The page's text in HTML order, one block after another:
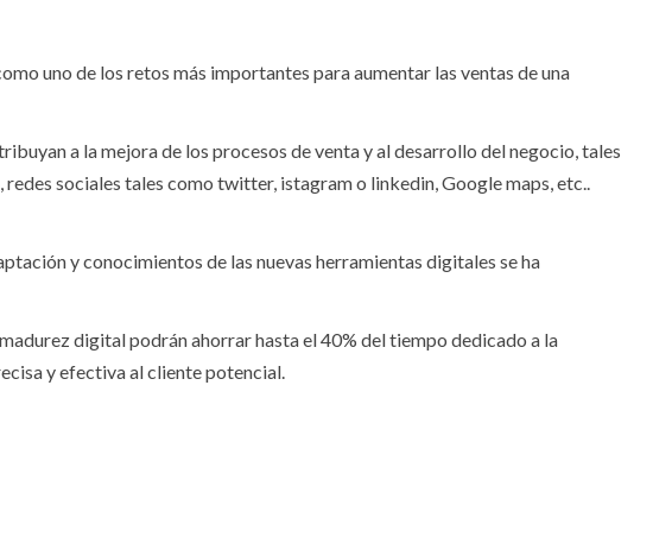
uno de los retos más importantes para aumentar las ventas de una
a la mejora de los procesos de venta y al desarrollo del negocio, tales
sociales tales como twitter, istagram o linkedin, Google maps, etc..
y conocimientos de las nuevas herramientas digitales se ha
digital podrán ahorrar hasta el 40% del tiempo dedicado a la
y efectiva al cliente potencial.